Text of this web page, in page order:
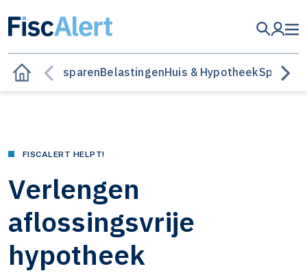
BesparenBelastingenHuis & HypotheekSparen
FISCALERT HELPT!
Verlengen
aflossingsvrije
hypotheek